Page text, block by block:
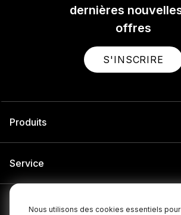
Nous utilisons des cookies essentiels
dernières
offres
S'INSCRIRE
Produits
Service
Entreprise